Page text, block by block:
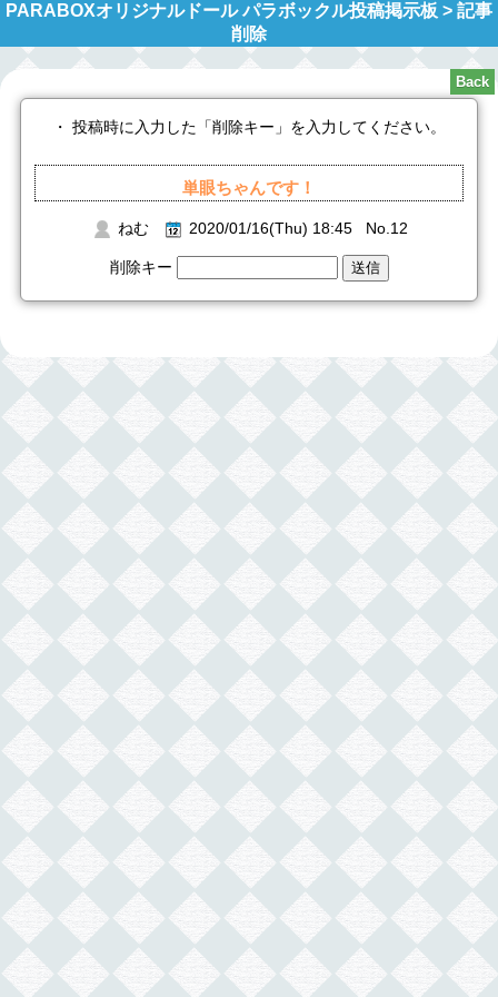
PARABOXオリジナルドール パラボックル投稿掲示板 > 記事
削除
・ 投稿時に入力した「削除キー」を入力してください。
単眼ちゃんです！
ねむ 2020/01/16(Thu) 18:45 No.12
削除キー